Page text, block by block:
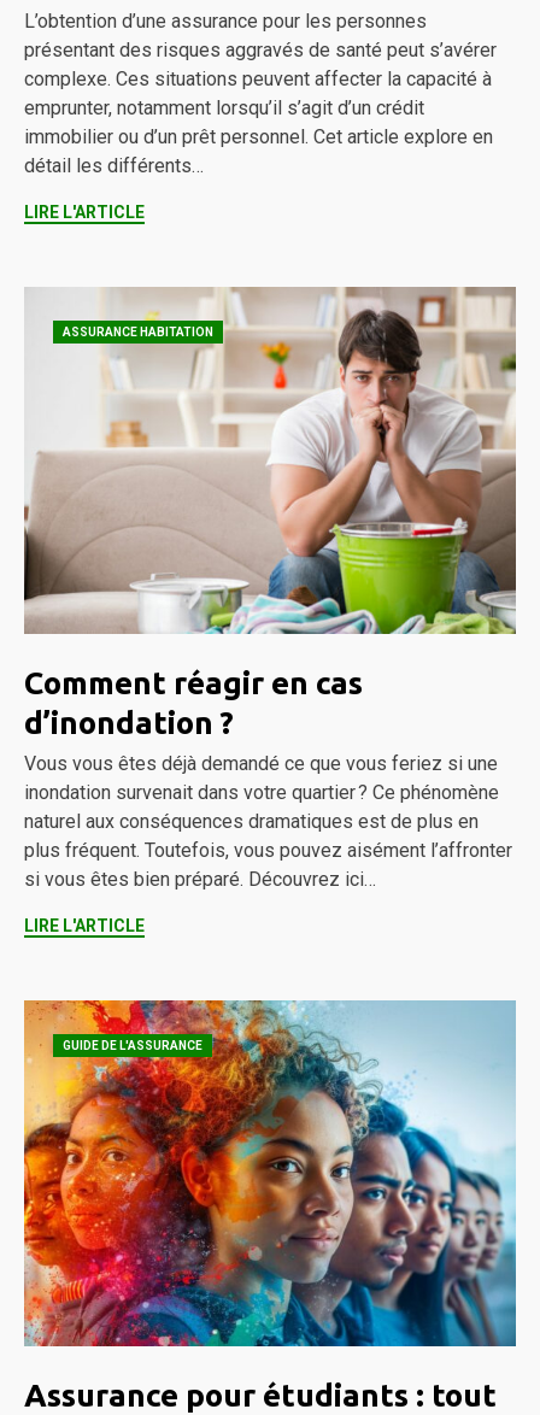
L’obtention d’une assurance pour les personnes
présentant des risques aggravés de santé peut s’avérer
complexe. Ces situations peuvent affecter la capacité à
emprunter, notamment lorsqu’il s’agit d’un crédit
immobilier ou d’un prêt personnel. Cet article explore en
détail les différents…
LIRE L'ARTICLE
ASSURANCE HABITATION
Comment réagir en cas
d’inondation ?
Vous vous êtes déjà demandé ce que vous feriez si une
inondation survenait dans votre quartier ? Ce phénomène
naturel aux conséquences dramatiques est de plus en
plus fréquent. Toutefois, vous pouvez aisément l’affronter
si vous êtes bien préparé. Découvrez ici…
LIRE L'ARTICLE
GUIDE DE L'ASSURANCE
Assurance pour étudiants : tout